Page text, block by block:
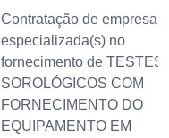
Contratação de
especializada(s) no
fornecimento de TESTES
SOROLÓGICOS COM
FORNECIMENTO DO
EQUIPAMENTO EM